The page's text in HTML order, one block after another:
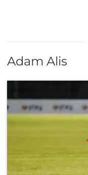
Adam Alis